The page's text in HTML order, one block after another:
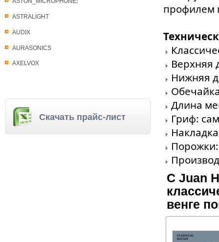
ASTRALIGHT
AUDIX
AURASONICS
AXELVOX
Скачать прайс-лист
профилем
Верхняя
Нижняя
Длина
Гриф:
Порожки:
С Juan
венге